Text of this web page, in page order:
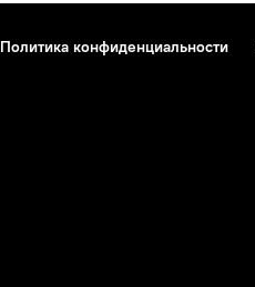
Политика конфиденциальности